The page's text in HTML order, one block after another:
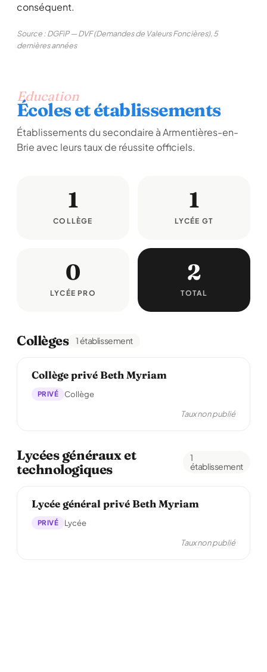
conséquent.
Source : DGFiP — DVF (Demandes de Valeurs Foncières), 5
dernières années
Education
Écoles et établissements
Établissements du secondaire à Armentières-en-
Brie avec leurs taux de réussite officiels.
1
COLLÈGE
1
LYCÉE GT
0
LYCÉE PRO
2
TOTAL
Collèges 1 établissement
Collège privé Beth Myriam
PRIVÉ Collège
Taux non publié
Lycées généraux et
technologiques
1
établissement
Lycée général privé Beth Myriam
PRIVÉ Lycée
Taux non publié